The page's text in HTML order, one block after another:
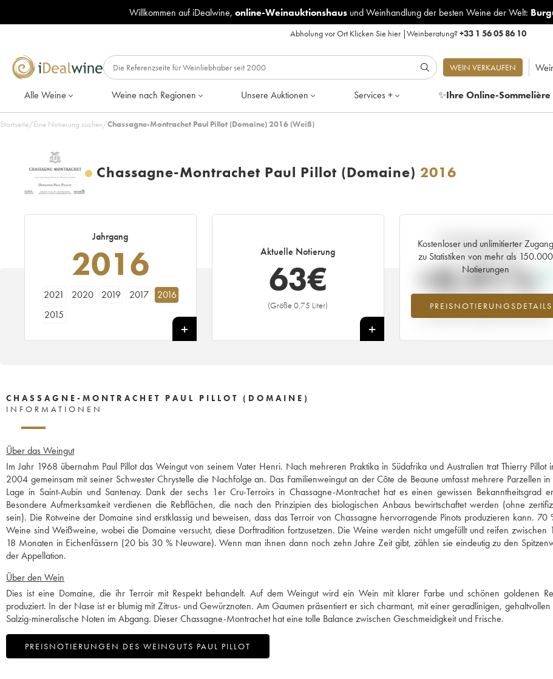
Willkommen auf iDealwine, online-Weinauktionshausund Weinhandlung der besten Weine der Welt:
Abholung vor Ort Klicken Sie hier|Weinberatung?+33 1 56 05 86 10
WEIN VERKAUFEN
Alle Weine Weine nach Regionen Unsere Auktionen Services + ✨Ihre Online-Sommelière
Startseite/Eine Notierung suchen/Chassagne-Montrachet Paul Pillot (Domaine) 2016 (Weiß)
Chassagne-Montrachet Paul Pillot (Domaine) 2016
Jahrgang
2016
2021 2020 2019 2017
2016
2015
Aktuelle Notierung
63€
(Größe 0,75 Liter)
+
Kostenloser und unlimitierter Zugang
zu Statistiken von mehr als 150.000
Notierungen
PREISNOTIERUNGSDETAILS
Aktuelle Entwicklung der
Preisnotierung
+0.91%
Preisanstiegs des Jahrgangs 2016 im
Jahr 2026 im Vergleich zum Jahr 2025
CHASSAGNE-MONTRACHET PAUL PILLOT (DOMAINE)
INFORMATIONEN
Über das Weingut
Im Jahr 1968 übernahm Paul Pillot das Weingut von seinem Vater Henri. Nach mehreren Praktika in Südafrika und Australien trat Thierry Pillot
2004 gemeinsam mit seiner Schwester Chrystelle die Nachfolge an. Das Familienweingut an der Côte de Beaune umfasst mehrere Parzellen
Lage in Saint-Aubin und Santenay. Dank der sechs 1er Cru-Terroirs in Chassagne-Montrachet hat es einen gewissen Bekanntheitsgrad
Besondere Aufmerksamkeit verdienen die Rebflächen, die nach den Prinzipien des biologischen Anbaus bewirtschaftet werden (ohne
sein). Die Rotweine der Domaine sind erstklassig und beweisen, dass das Terroir von Chassagne hervorragende Pinots produzieren kann. 70
Weine sind Weißweine, wobei die Domaine versucht, diese Dorftradition fortzusetzen. Die Weine werden nicht umgefüllt und reifen zwischen
18 Monaten in Eichenfässern (20 bis 30 % Neuware). Wenn man ihnen dann noch zehn Jahre Zeit gibt, zählen sie eindeutig zu den
der Appellation.
Über den Wein
Dies ist eine Domaine, die ihr Terroir mit Respekt behandelt. Auf dem Weingut wird ein Wein mit klarer Farbe und schönen goldenen
produziert. In der Nase ist er blumig mit Zitrus- und Gewürznoten. Am Gaumen präsentiert er sich charmant, mit einer geradlinigen, gehaltvollen
Salzig-mineralische Noten im Abgang. Dieser Chassagne-Montrachet hat eine tolle Balance zwischen Geschmeidigkeit und Frische.
PREISNOTIERUNGEN DES WEINGUTS PAUL PILLOT